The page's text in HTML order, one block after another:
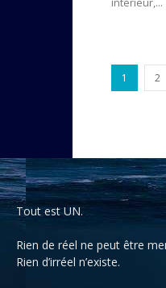
1 2
Tout est UN.
Rien de réel ne peut être
Rien d’irréel n’existe.